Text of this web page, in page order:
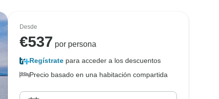
Desde
€537 por persona
Regístrate para acceder a los descuentos
Precio basado en una habitación compartida